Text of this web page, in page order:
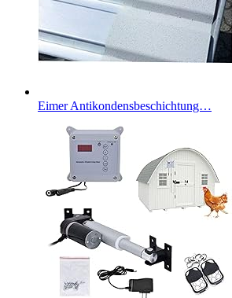
Eimer Antikondensbeschichtung…